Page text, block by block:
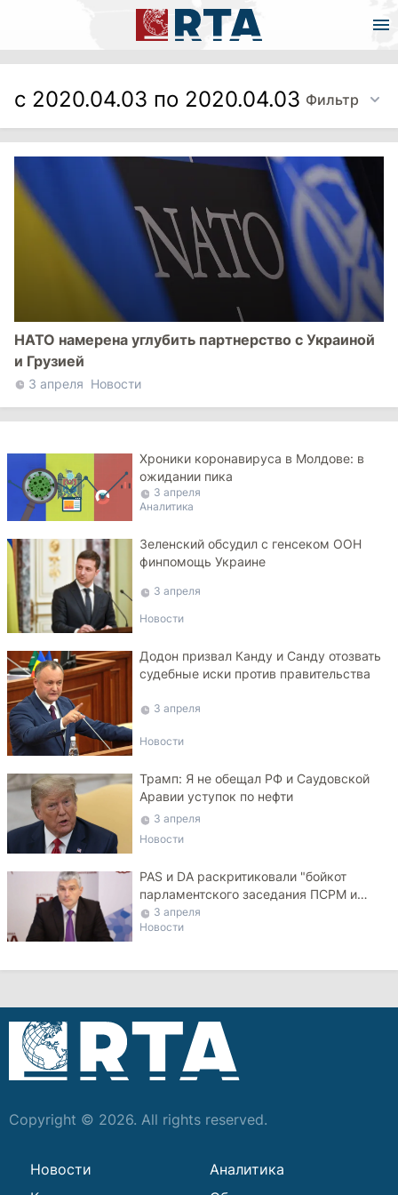
с 2020.04.03 по 2020.04.03 Фильтр
НАТО намерена углубить партнерство с Украиной
и Грузией
3 апреля Новости
Хроники коронавируса в Молдове: в
ожидании пика
3 апреля
Аналитика
Зеленский обсудил с генсеком ООН
финпомощь Украине
3 апреля
Новости
Додон призвал Канду и Санду отозвать
судебные иски против правительства
3 апреля
Новости
Трамп: Я не обещал РФ и Саудовской
Аравии уступок по нефти
3 апреля
Новости
PAS и DA раскритиковали "бойкот
парламентского заседания ПСРМ и
ДПМ"
3 апреля
Новости
Copyright © 2026. All rights reserved.
Новости
Аналитика